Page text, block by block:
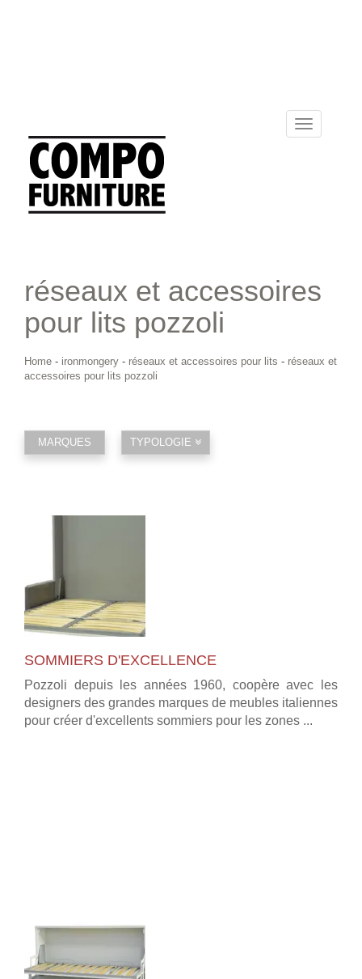
Toggle
navigation
réseaux et accessoires
pour lits pozzoli
Home - ironmongery - réseaux et accessoires pour lits - réseaux et
accessoires pour lits pozzoli
MARQUES TYPOLOGIE
SOMMIERS D'EXCELLENCE
Pozzoli depuis les années 1960, coopère avec les
designers des grandes marques de meubles italiennes
pour créer d'excellents sommiers pour les zones ...